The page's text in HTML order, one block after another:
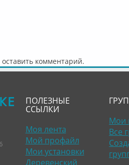
комментарий.
ПОЛЕЗНЫЕ
ССЫЛКИ
Моя лента
Мой профайл
Мои установки
Деревенский
Мои
Все